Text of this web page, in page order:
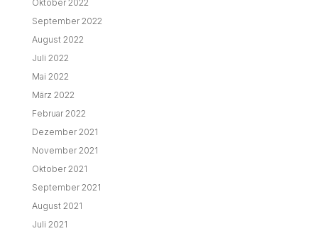
Oktober 2022
September 2022
August 2022
Juli 2022
Mai 2022
März 2022
Februar 2022
Dezember 2021
November 2021
Oktober 2021
September 2021
August 2021
Juli 2021